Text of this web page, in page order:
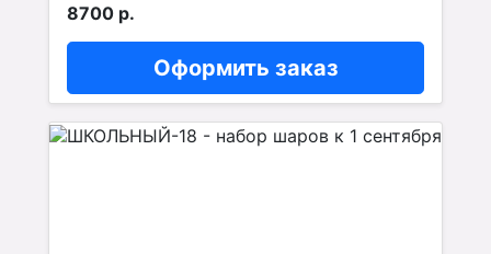
8700 р.
Оформить заказ